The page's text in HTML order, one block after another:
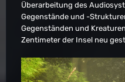
Überarbeitung des
Gegenstände und -
Gegenständen und
Zentimeter der Insel neu